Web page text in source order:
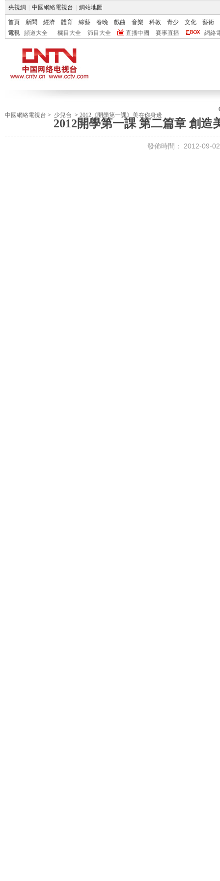
央視網 中國網絡電視台 網站地圖
首頁 新聞 經濟 體育 綜藝 春晚 戲曲 音樂 科教 青少 文化
藝術
電視
頻道大全 欄目大全 節目大全 直播中國 賽事直播 網絡
中國網絡電視台 > 少兒台 > 2012《開學第一課》美在你身邊
2012開學第一課 第二篇章 創造
發佈時間： 2012-09-